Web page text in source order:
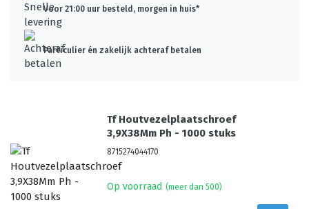
Voor 21:00 uur besteld, morgen in huis*
Particulier én zakelijk achteraf betalen
Tf Houtvezelplaatschroef
3,9X38Mm Ph - 1000 stuks
8715274044170
Op voorraad (meer dan 500)